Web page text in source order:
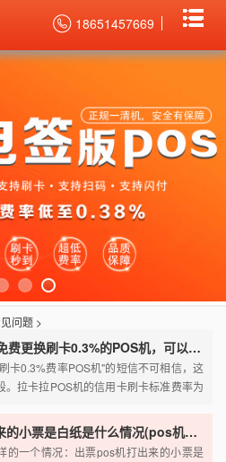
18651457669
问题 >
收到短信内容：免费更换刷卡0.3%的POS机，可以相信吗？
卡0.3%费率POS机"的短信不可相信，这
。拉卡拉POS机的信用卡刷卡标准费率为
险。以下结合权威信息分析原因及应对建
出票pos机打出来的小票是白纸是什么情况(pos机打印的小票是空白的)
的一个情况：出票pos机打出来的小票是